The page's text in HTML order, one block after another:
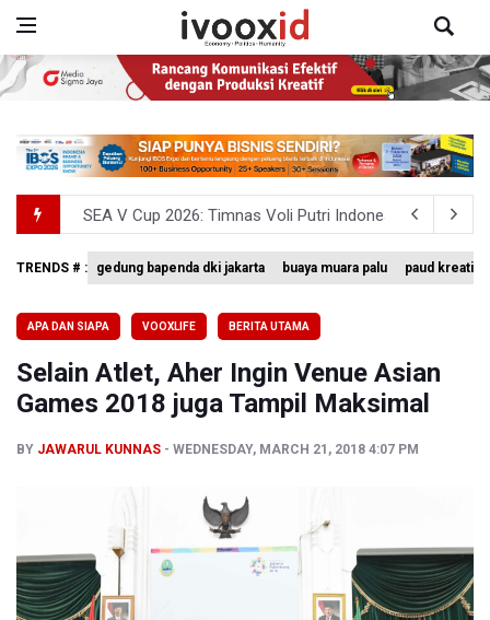
SEA V Cup 2026: Timnas Voli Putri Indonesia Menang
Kebakaran Landa Gedung Bapenda DKI Jakarta
Febrie Adriansyah Dicecar Puluhan Pertanyaan Saat
BGN Proses Pemberhentian Tidak Hormat 66 Kepala
TRENDS # : gedung bapenda dki jakarta buaya muara palu paud kreatif
APA DAN SIAPA VOOXLIFE BERITA UTAMA
Selain Atlet, Aher Ingin Venue Asian
Games 2018 juga Tampil Maksimal
BY JAWARUL KUNNAS WEDNESDAY, MARCH 21, 2018 4:07 PM